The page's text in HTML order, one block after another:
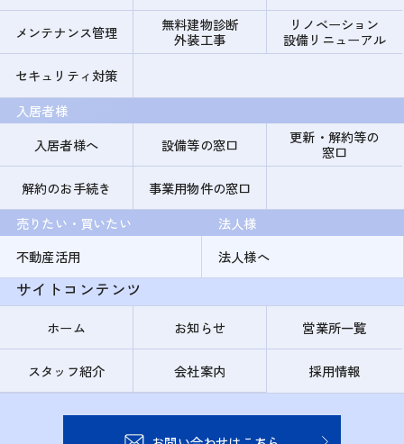
メンテナンス管理
無料建物診断
外装工事
リノベーション
設備リニューアル
セキュリティ対策
入居者様
入居者様へ
設備等の窓口
更新・解約等の
窓口
解約のお手続き
事業用物件の窓口
売りたい・買いたい
不動産活用
法人様
法人様へ
サイトコンテンツ
ホーム お知らせ 営業所一覧
スタッフ紹介 会社案内 採用情報